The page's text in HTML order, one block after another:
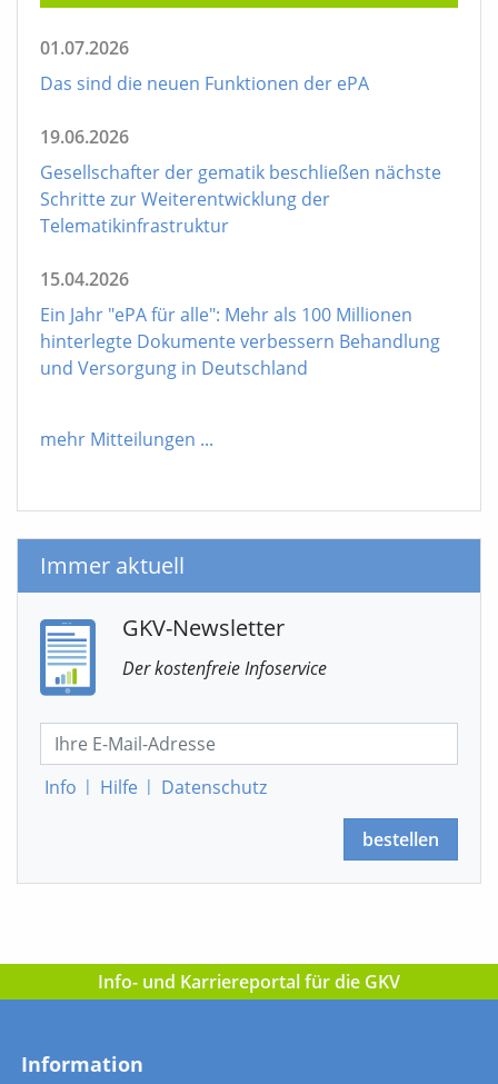
01.07.2026
Das sind die neuen Funktionen der ePA
19.06.2026
Gesellschafter der gematik beschließen nächste
Schritte zur Weiterentwicklung der
Telematikinfrastruktur
15.04.2026
Ein Jahr "ePA für alle": Mehr als 100 Millionen
hinterlegte Dokumente verbessern Behandlung
und Versorgung in Deutschland
mehr Mitteilungen ...
Immer aktuell
GKV-Newsletter
Der kostenfreie Infoservice
Info | Hilfe | Datenschutz
bestellen
Info- und Karriereportal für die GKV
Information